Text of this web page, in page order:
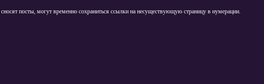
посты, могут временно сохраниться ссылки на несуществующую страницу в нумерации.